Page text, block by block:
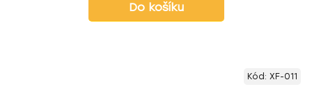
Do košíku
Kód: XF-011